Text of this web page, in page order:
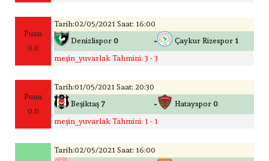
Puan
0.0
Tarih:02/05/2021 Saat: 16:00
Denizlispor 0 - Çaykur Rizespor 1
meşin_yuvarlak Tahmini: 3 - 3
Puan
0.0
Tarih:01/05/2021 Saat: 20:30
Beşiktaş 7 - Hatayspor 0
meşin_yuvarlak Tahmini: 1 - 1
Tarih:02/05/2021 Saat: 16:00